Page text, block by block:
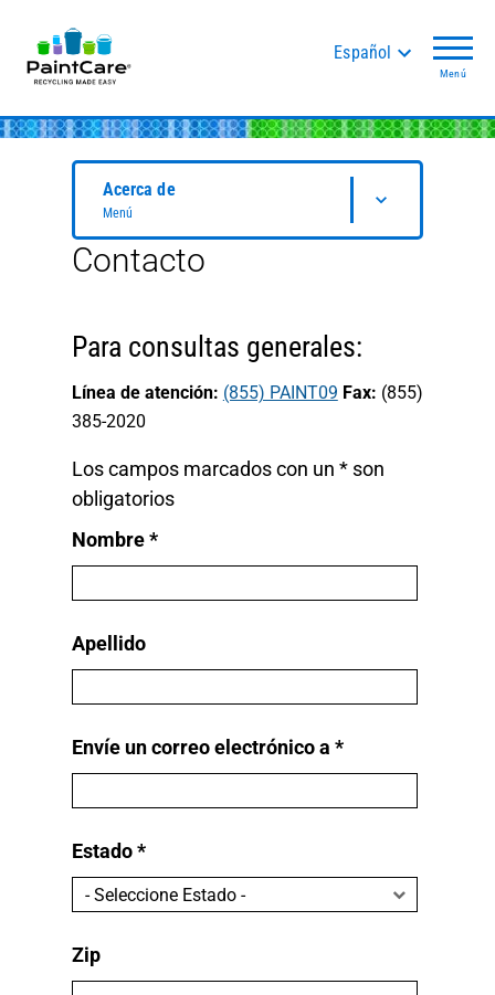
Español
Menú
Acerca de
Menú
Contacto
Para consultas generales:
Línea de atención: (855) PAINT09 Fax: (855)
385-2020
Los campos marcados con un *son
obligatorios
Nombre*
Apellido
Envíe un correo electrónico a *
Estado*
Zip